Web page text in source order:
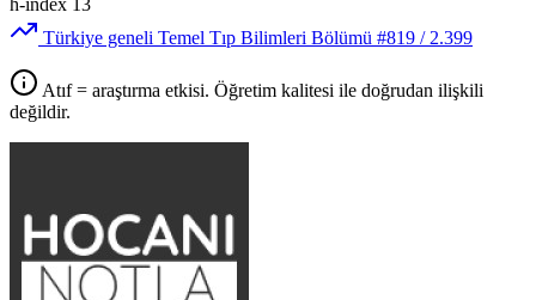
Türkiye geneli Temel Tıp Bilimleri Bölümü #819 / 2.399
Atıf = araştırma etkisi. Öğretim kalitesi ile doğrudan ilişkili
değildir.